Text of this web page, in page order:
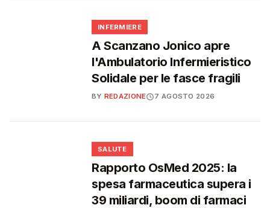
INFERMIERE
A Scanzano Jonico apre
l'Ambulatorio Infermieristico
Solidale per le fasce fragili
BY REDAZIONE 7 AGOSTO 2026
SALUTE
Rapporto OsMed 2025: la
spesa farmaceutica supera i
39 miliardi, boom di farmaci